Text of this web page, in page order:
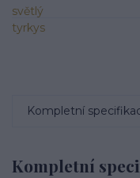
Kompletní
Kompletní